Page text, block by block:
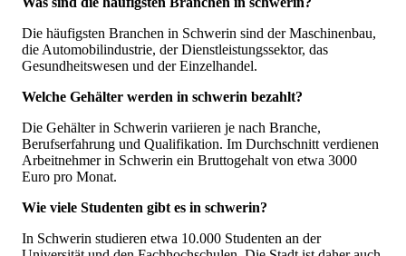
Die häufigsten Branchen in Schwerin sind der Maschinenbau,
die Automobilindustrie, der Dienstleistungssektor, das
Gesundheitswesen und der Einzelhandel.
Welche Gehälter werden in schwerin bezahlt?
Die Gehälter in Schwerin variieren je nach Branche,
Berufserfahrung und Qualifikation. Im Durchschnitt verdienen
Arbeitnehmer in Schwerin ein Bruttogehalt von etwa 3000
Euro pro Monat.
Wie viele Studenten gibt es in schwerin?
In Schwerin studieren etwa 10.000 Studenten an der